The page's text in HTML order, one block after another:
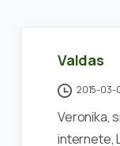
Valdas
2015-03-
Veronika,
internete,